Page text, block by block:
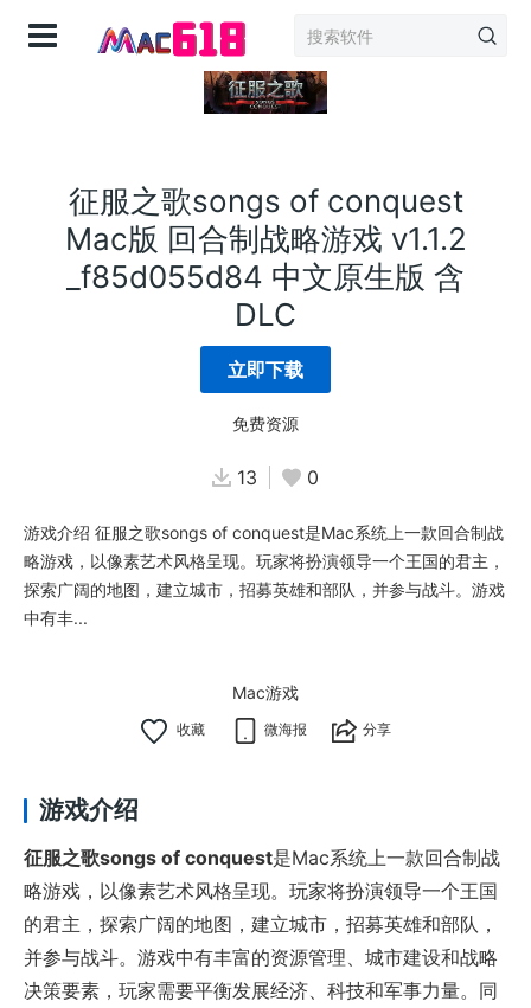
征服之歌songs of conquest
Mac版 回合制战略游戏 v1.1.2
_f85d055d84 中文原生版 含
DLC
立即下载
免费资源
13 0
游戏介绍 征服之歌songs of conquest是Mac系统上一款回合制战
略游戏，以像素艺术风格呈现。玩家将扮演领导一个王国的君主，
探索广阔的地图，建立城市，招募英雄和部队，并参与战斗。游戏
中有丰...
Mac游戏
微海报 分享
游戏介绍
征服之歌songs of conquest是Mac系统上一款回合制战
略游戏，以像素艺术风格呈现。玩家将扮演领导一个王国
的君主，探索广阔的地图，建立城市，招募英雄和部队，
并参与战斗。游戏中有丰富的资源管理、城市建设和战略
决策要素，玩家需要平衡发展经济、科技和军事力量。同